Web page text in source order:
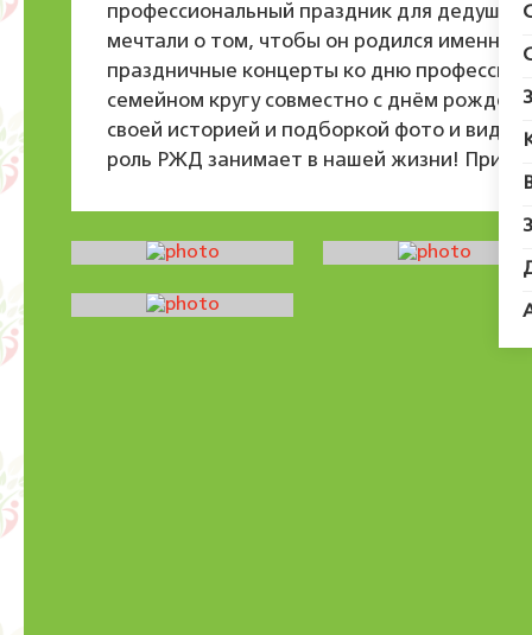
профессиональный праздник для
мечтали о том, чтобы он родился именно
праздничные концерты ко дню
семейном кругу совместно с днём
своей историей и подборкой фото и
роль РЖД занимает в нашей жизни!